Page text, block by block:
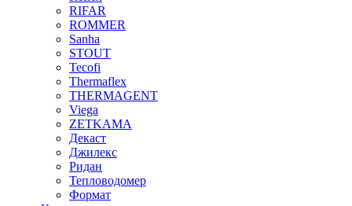
RIFAR
ROMMER
Sanha
STOUT
Tecofi
Thermaflex
THERMAGENT
Viega
ZETKAMA
Декаст
Джилекс
Ридан
Тепловодомер
Формат